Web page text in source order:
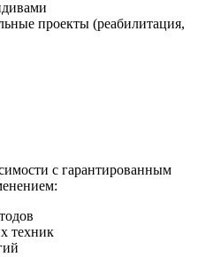
проекты (реабилитация,
с гарантированным
техник